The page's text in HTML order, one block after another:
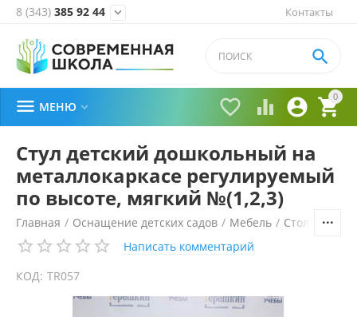
Контакты
8 (343) 385 92 44 
0


 

 МЕНЮ 
Стул детский дошкольный на
металлокаркасе регулируемый
по высоте, мягкий №(1,2,3)
Главная / Оснащение детских садов / Мебель / Столы и
Написать комментарий
КОД: TR057